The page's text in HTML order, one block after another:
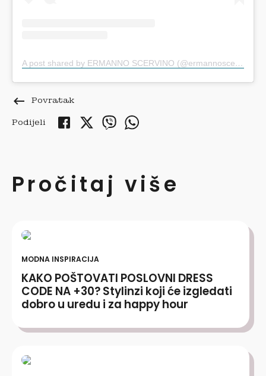
A post shared by ERMANNO SCERVINO (@ermannoscervino)
keyboard_backspace Povratak
Podijeli
Pročitaj više
MODNA INSPIRACIJA
KAKO POŠTOVATI POSLOVNI DRESS
CODE NA +30? Stylinzi koji će izgledati
dobro u uredu i za happy hour